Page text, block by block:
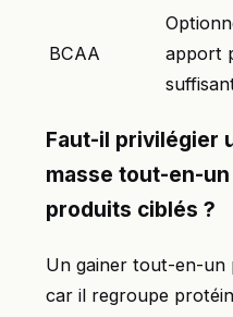
BCAA
apport
Faut-il privilégier
masse tout-en-
produits ciblés ?
Un gainer tout-en-un
car il regroupe